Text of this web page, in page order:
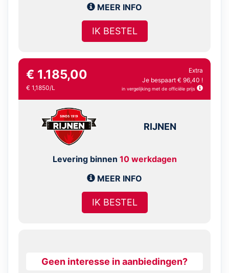
MEER INFO
IK BESTEL
€ 1.185,00
€ 1,1850/L
Extra
Je bespaart € 96,40 !
in vergelijking met de officiële prijs
RIJNEN
Levering binnen 10 werkdagen
MEER INFO
IK BESTEL
Geen interesse in aanbiedingen?